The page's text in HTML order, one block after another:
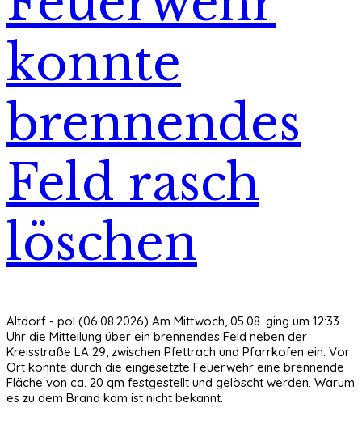
konnte
brennendes
Feld rasch
löschen
Altdorf - pol (06.08.2026) Am Mittwoch, 05.08. ging um 12:33
Uhr die Mitteilung über ein brennendes Feld neben der
Kreisstraße LA 29, zwischen Pfettrach und Pfarrkofen ein. Vor
Ort konnte durch die eingesetzte Feuerwehr eine brennende
Fläche von ca. 20 qm festgestellt und gelöscht werden. Warum
es zu dem Brand kam ist nicht bekannt.